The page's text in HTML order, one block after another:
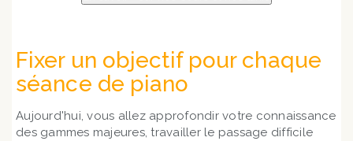
Fixer un objectif pour chaque
séance de piano
Aujourd'hui, vous allez approfondir votre connaissance
des gammes majeures, travailler le passage difficile